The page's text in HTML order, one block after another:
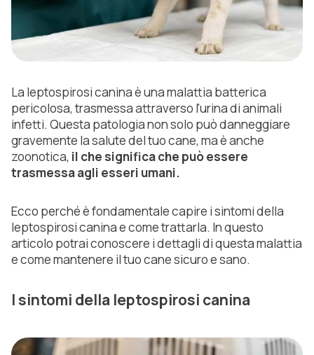
La leptospirosi canina è una malattia batterica
pericolosa, trasmessa attraverso l'urina di animali
infetti. Questa patologia non solo può danneggiare
gravemente la salute del tuo cane, ma è anche
zoonotica, il che significa che può essere
trasmessa agli esseri umani.
Ecco perché è fondamentale capire i sintomi della
leptospirosi canina e come trattarla. In questo
articolo potrai conoscere i dettagli di questa malattia
e come mantenere il tuo cane sicuro e sano.
I sintomi della leptospirosi canina